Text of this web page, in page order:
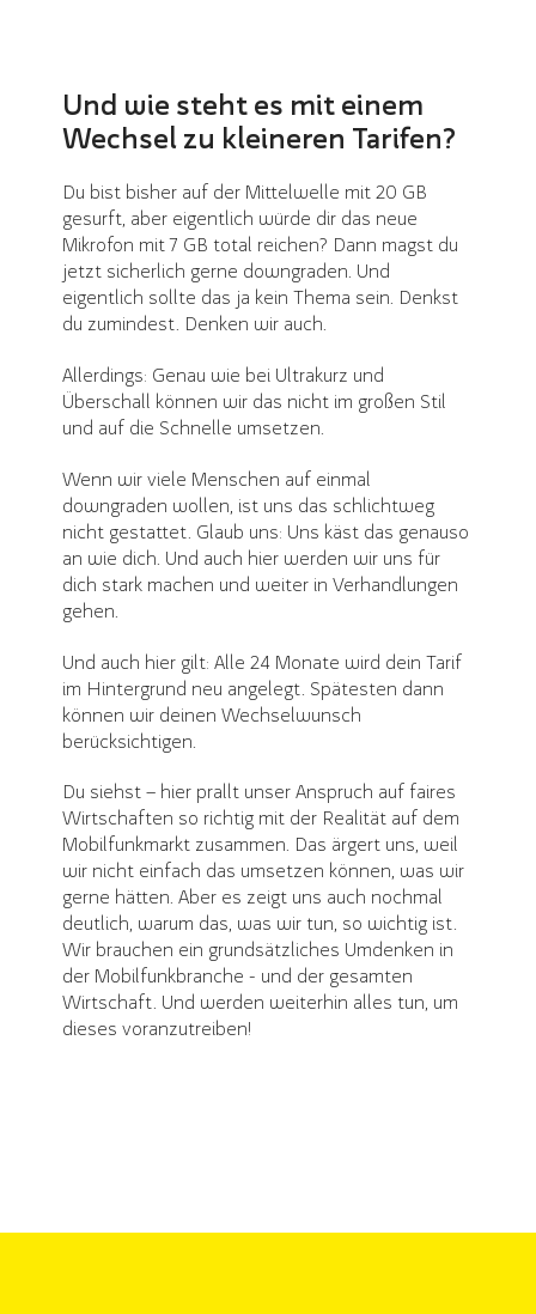
Und wie steht es mit einem
Wechsel zu kleineren Tarifen?
Du bist bisher auf der Mittelwelle mit20 GB
gesurft, aber eigentlich würde dir das neue
Mikrofon mit7 GB total reichen? Dann magst du
jetzt sicherlich gerne downgraden. Und
eigentlich sollte das ja kein Thema sein. Denkst
du zumindest. Denken wir auch.
Allerdings: Genau wie bei Ultrakurz und
Überschall können wir das nicht im großen Stil
und auf die Schnelle umsetzen.
Wenn wir viele Menschen auf einmal
downgraden wollen, ist uns das schlichtweg
nicht gestattet. Glaub uns: Uns käst das genauso
an wie dich. Und auch hier werden wir uns für
dich stark machen und weiter in Verhandlungen
gehen.
Und auch hier gilt: Alle 24 Monate wird dein Tarif
im Hintergrund neu angelegt. Spätesten dann
können wir deinen Wechselwunsch
berücksichtigen.
Du siehst – hier prallt unser Anspruch auf faires
Wirtschaften so richtig mit der Realität auf dem
Mobilfunkmarkt zusammen. Das ärgert uns, weil
wir nicht einfach das umsetzen können, was wir
gerne hätten. Aber es zeigt uns auch nochmal
deutlich, warum das, was wir tun, so wichtig ist.
Wir brauchen ein grundsätzliches Umdenken in
der Mobilfunkbranche - und der gesamten
Wirtschaft. Und werden weiterhin alles tun, um
dieses voranzutreiben!